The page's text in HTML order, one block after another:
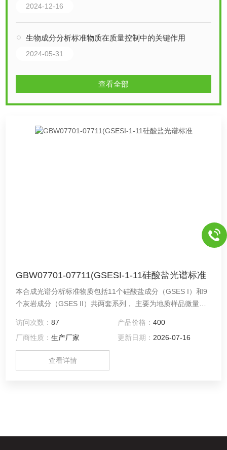
2024-12-16
生物成分分析标准物质在质量控制中的关键作用
2024-05-31
查看全部
GBW07701-07711(GSESI-1-11硅酸盐光谱标准
本合成光谱分析标准物质包括11个硅酸盐成分（GSES I）和9
个灰岩成分（GSES II）共两套系列， 主要为地质样品微量元
以克服长期以来由于标准不统一而造成的系统偏倚。标准的量
值准确可靠，大部分元素的含量范围达三个数量级次，基体成
分有代表性，亦可供其它多元素仪器分析方法作校正标准使
访问次数：87 产品价格： 400
厂商性质：生产厂家 更新日期： 2026-07-16
查看详情